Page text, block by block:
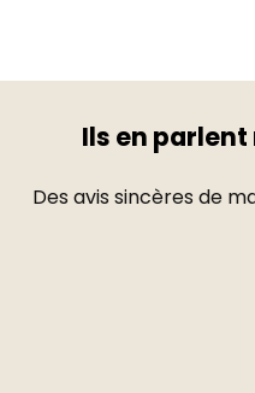
Ils en
Des avis sincères de